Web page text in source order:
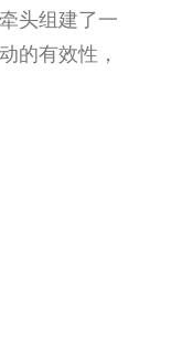
头组建了一
的有效性，